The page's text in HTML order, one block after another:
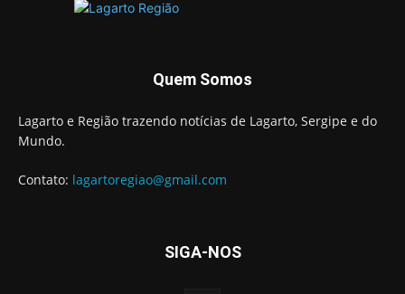
Quem Somos
Lagarto e Região trazendo notícias de Lagarto, Sergipe e do
Mundo.
Contato: lagartoregiao@gmail.com
SIGA-NOS